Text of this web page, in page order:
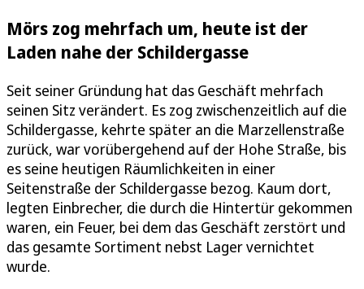
Mörs zog mehrfach um, heute ist der
Laden nahe der Schildergasse
Seit seiner Gründung hat das Geschäft mehrfach
seinen Sitz verändert. Es zog zwischenzeitlich auf die
Schildergasse, kehrte später an die Marzellenstraße
zurück, war vorübergehend auf der Hohe Straße, bis
es seine heutigen Räumlichkeiten in einer
Seitenstraße der Schildergasse bezog. Kaum dort,
legten Einbrecher, die durch die Hintertür gekommen
waren, ein Feuer, bei dem das Geschäft zerstört und
das gesamte Sortiment nebst Lager vernichtet
wurde.